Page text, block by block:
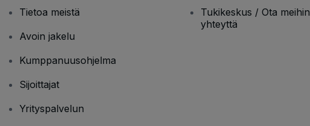
Tietoa meistä
Avoin jakelu
Kumppanuusohjelma
Sijoittajat
Yrityspalvelun
Tukikeskus / Ota meihin
yhteyttä